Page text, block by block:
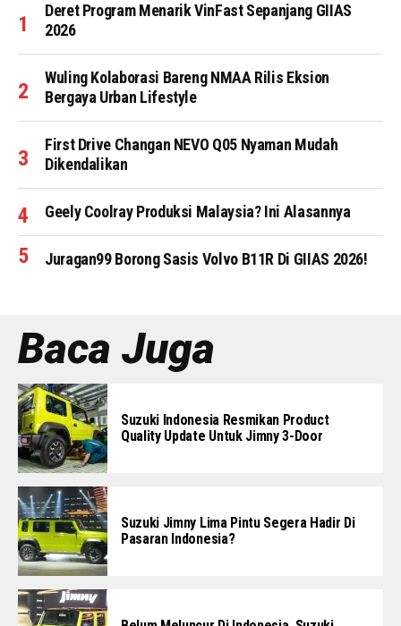
Deret Program Menarik VinFast Sepanjang GIIAS
2026
Wuling Kolaborasi Bareng NMAA Rilis Eksion
Bergaya Urban Lifestyle
First Drive Changan NEVO Q05 Nyaman Mudah
Dikendalikan
Geely Coolray Produksi Malaysia? Ini Alasannya
Juragan99 Borong Sasis Volvo B11R Di GIIAS 2026!
Baca Juga
Suzuki Indonesia Resmikan Product
Quality Update Untuk Jimny 3-Door
Suzuki Jimny Lima Pintu Segera Hadir Di
Pasaran Indonesia?